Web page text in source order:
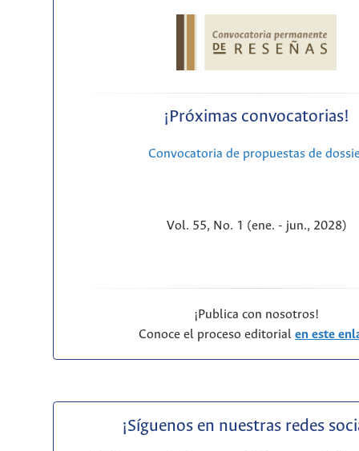
¡Próximas convocatorias!
Convocatoria de propuestas de
Vol. 55, No. 1 (ene. - jun., 2028)
¡Publica con nosotros!
Conoce el proceso editorialen este
¡Síguenos en nuestras redes